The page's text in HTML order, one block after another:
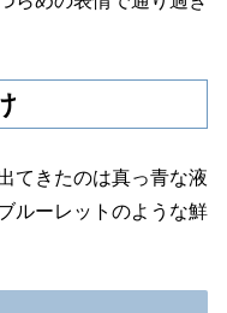
てきたのは真っ青な液
ルーレットのような鮮